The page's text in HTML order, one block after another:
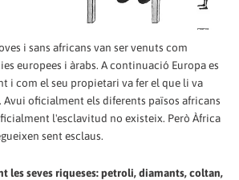
i sans africans van ser venuts com
europees i àrabs. A continuació Europa es
i com el seu propietari va fer el que li va
Avui oficialment els diferents països africans
l'esclavitud no existeix. Però Àfrica
sent esclaus.
les seves riqueses: petroli, diamants, coltan,